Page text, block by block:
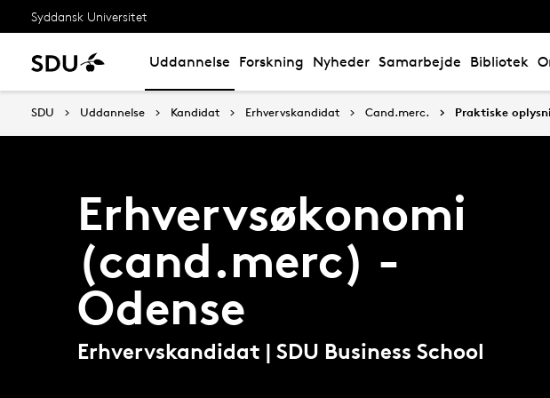
Syddansk Universitet
Uddannelse Forskning Nyheder Samarbejde Bibliotek
SDU Uddannelse Kandidat Erhvervskandidat Cand.merc. Praktiske
Erhvervsøkonomi
(cand.merc) -
Odense
Erhvervskandidat | SDU Business School